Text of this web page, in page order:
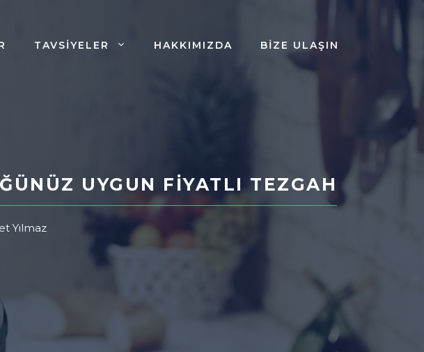
TAVSIYELER HAKKIMIZDA BIZE ULAŞIN
UYGUN FIYATLI TEZGAH
Yılmaz